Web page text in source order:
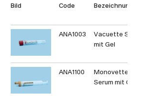
Bild Code Bezeichnung
ANA1003
Vacuette
mit Gel
ANA1100
Monovette
Serum mit Gel